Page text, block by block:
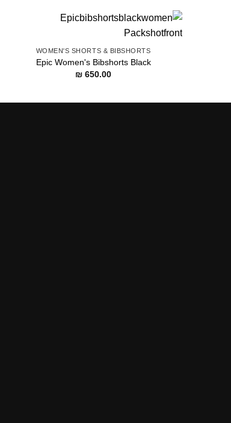
WOMEN'S SHORTS & BIBSHORTS
Epic Women's Bibshorts Black
₪ 650.00